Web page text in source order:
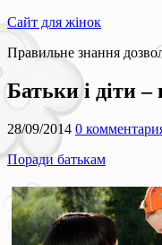
Сайт для жінок
Правильне знання
Батьки і діти –
28/09/2014 0
Поради батькам